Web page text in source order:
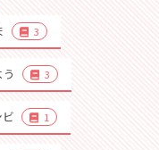
3
3
1